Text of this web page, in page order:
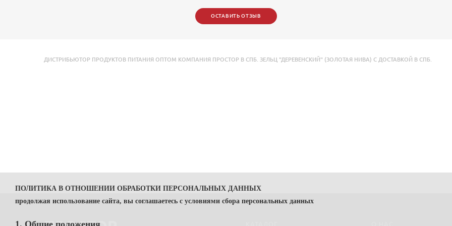
ОСТАВИТЬ ОТЗЫВ
ДИСТРИБЬЮТОР ПРОДУКТОВ ПИТАНИЯ ОПТОМ КОМПАНИЯ ПРОСТОР В СПБ. ЗЕЛЬЦ "ДЕРЕВЕНСКИЙ" (ЗОЛОТАЯ НИВА) С ДОСТАВКОЙ В СПБ.
ПОЛИТИКА В ОТНОШЕНИИ ОБРАБОТКИ ПЕРСОНАЛЬНЫХ ДАННЫХ
продолжая использование сайта, вы соглашаетесь с условиями сбора персональных данных
1. Общие положения